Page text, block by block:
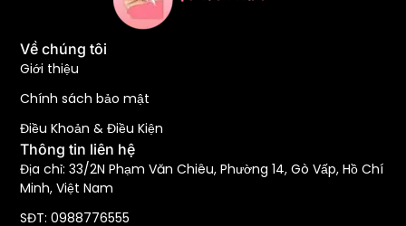
Về chúng tôi
Giới thiệu
Chính sách bảo mật
Điều Khoản & Điều Kiện
Thông tin liên hệ
Địa chỉ: 33/2N Phạm Văn Chiêu, Phường 14, Gò Vấp, Hồ Chí
Minh, Việt Nam
SĐT: 0988776555